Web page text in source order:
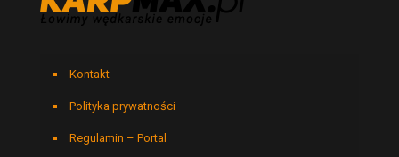
Kontakt
Polityka prywatności
Regulamin – Portal